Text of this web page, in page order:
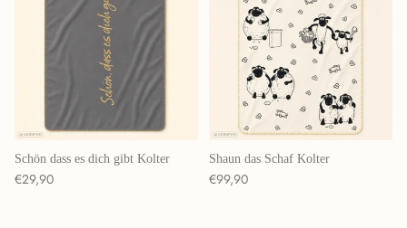
Schön dass es dich gibt Kolter
Normaler Preis
€29,90
Shaun das Schaf Kolter
Normaler Preis
€99,90